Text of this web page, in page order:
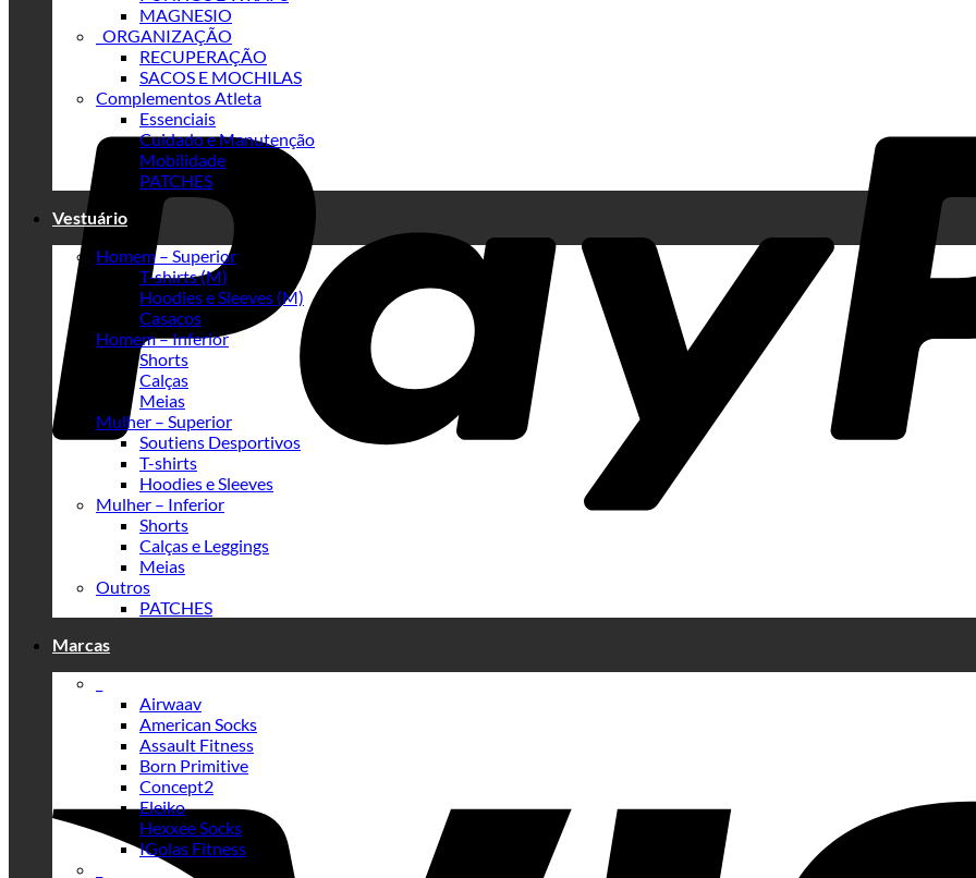
MAGNESIO
_ORGANIZAÇÃO
RECUPERAÇÃO
SACOS E MOCHILAS
Complementos Atleta
Essenciais
Cuidado e Manutenção
Mobilidade
PATCHES
Vestuário
Homem – Superior
T-shirts (M)
Hoodies e Sleeves (M)
Casacos
Homem – Inferior
Shorts
Calças
Meias
Mulher – Superior
Soutiens Desportivos
T-shirts
Hoodies e Sleeves
Mulher – Inferior
Shorts
Calças e Leggings
Meias
Outros
PATCHES
Marcas
Airwaav
American Socks
Assault Fitness
Born Primitive
Concept2
Eleiko
Hexxee Socks
IGolas Fitness